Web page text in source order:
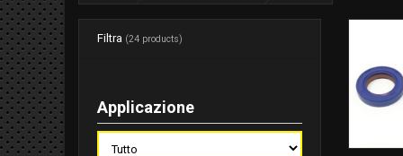
Filtra (24 products)
Applicazione